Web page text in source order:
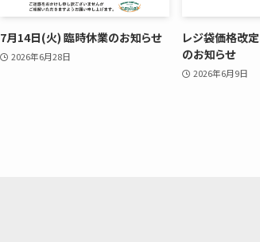
7月14日(火) 臨時休業のお知らせ
2026年6月28日
レジ袋価格改
のお知らせ
2026年6月9日